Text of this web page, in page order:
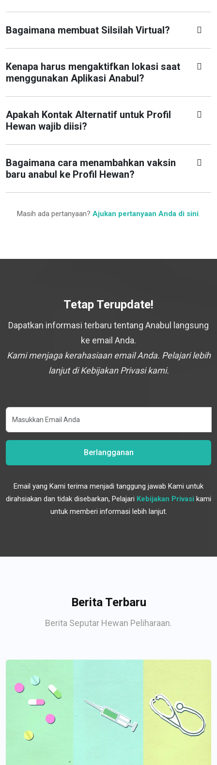
Bagaimana membuat Silsilah Virtual?
Kenapa harus mengaktifkan lokasi saat
menggunakan Aplikasi Anabul?
Apakah Kontak Alternatif untuk Profil
Hewan wajib diisi?
Bagaimana cara menambahkan vaksin
baru anabul ke Profil Hewan?
Masih ada pertanyaan? Ajukan pertanyaan Anda di sini.
Tetap Terupdate!
Dapatkan informasi terbaru tentang Anabul langsung
ke email Anda.
Kami menjaga kerahasiaan email Anda. Pelajari lebih
lanjut di Kebijakan Privasi kami.
Berlangganan
Email yang Kami terima menjadi tanggung jawab Kami untuk
dirahsiakan dan tidak disebarkan, Pelajari Kebijakan Privasi kami
untuk memberi informasi lebih lanjut.
Berita Terbaru
Berita Seputar Hewan Peliharaan.